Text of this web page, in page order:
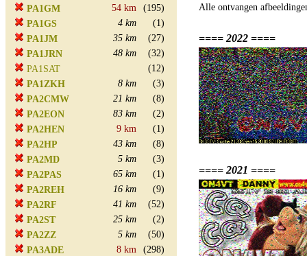
PA1GM
54 km
(195)
PA1GS
4 km
(1)
PA1JM
35 km
(27)
PA1JRN
48 km
(32)
PA1SAT
(12)
PA1ZKH
8 km
(3)
PA2CMW
21 km
(8)
PA2EON
83 km
(2)
PA2HEN
9 km
(1)
PA2HP
43 km
(8)
PA2MD
5 km
(3)
PA2PAS
65 km
(1)
PA2REH
16 km
(9)
PA2RF
41 km
(52)
PA2ST
25 km
(2)
PA2ZZ
5 km
(50)
PA3ADE
8 km
(298)
Alle ontvangen
==== 2022 ====
==== 2021 ====